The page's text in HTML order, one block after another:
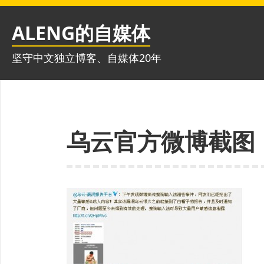
跳
ALENG的自媒体
坚守中文独立博客、自媒体20年
乌云官方微博截图